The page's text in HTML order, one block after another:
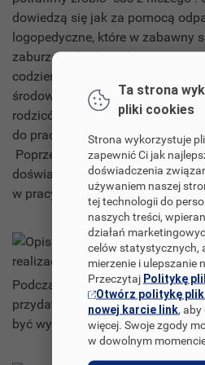
dowiedzą się jak za pomocą
logopedyczne, które w zabawny
zaburzone funkcje i
codziennym życiu. Ponadto
środowisko poprzez recykling.
rodziców, którzy pomogą
do pracy materiały i będą
Poprzez realizację projektu
doświadczenia i umiejętności,
w pracy z dziećmi
Opis realizacji
Podczas realizacji projektu
przydatnych pomocy
być wykorzystywane przez
Ta strona
pliki cookies
Strona wykorzystuje
zapewnić Ci jak
doświadczenia
używaniem naszej
tej technologii do
naszych treści,
działań
celów statystycznych,
mierzenie i ulepszanie
Przeczytaj Politykę
Otwórz politykę
nowej karcie link,
więcej. Swoje zgody
w dowolnym